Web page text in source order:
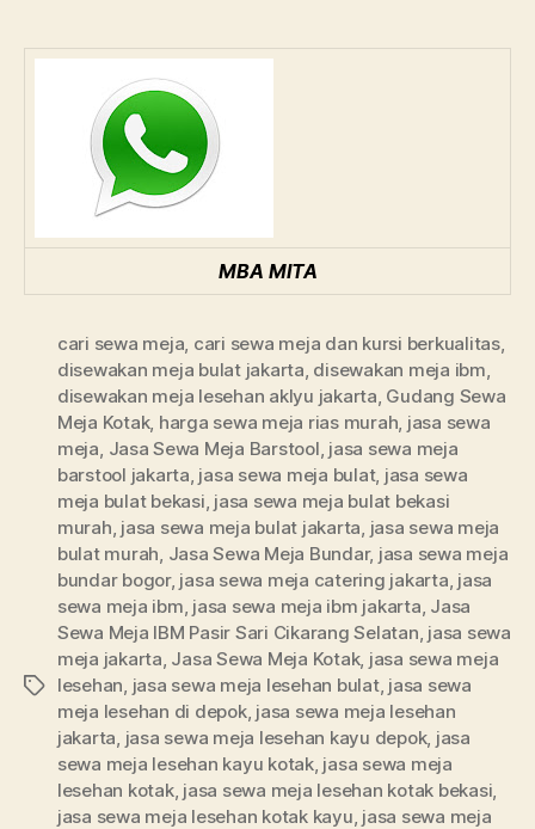
MBA MITA
Tags
cari sewa meja cari sewa meja dan kursi berkualitas,
disewakan meja bulat jakarta disewakan meja ibm
disewakan meja lesehan aklyu jakarta Gudang Sewa
Meja Kotak, harga sewa meja rias murah jasa sewa
meja Jasa Sewa Meja Barstool jasa sewa meja
barstool jakarta jasa sewa meja bulat, jasa sewa
meja bulat bekasi jasa sewa meja bulat bekasi
murah jasa sewa meja bulat jakarta jasa sewa meja
bulat murah Jasa Sewa Meja Bundar, jasa sewa meja
bundar bogor, jasa sewa meja catering jakarta jasa
sewa meja ibm jasa sewa meja ibm jakarta Jasa
Sewa Meja IBM Pasir Sari Cikarang Selatan jasa sewa
meja jakarta Jasa Sewa Meja Kotak, jasa sewa meja
lesehan jasa sewa meja lesehan bulat, jasa sewa
meja lesehan di depok, jasa sewa meja lesehan
jakarta jasa sewa meja lesehan kayu depok, jasa
sewa meja lesehan kayu kotak, jasa sewa meja
lesehan kotak, jasa sewa meja lesehan kotak bekasi
jasa sewa meja lesehan kotak kayu jasa sewa meja